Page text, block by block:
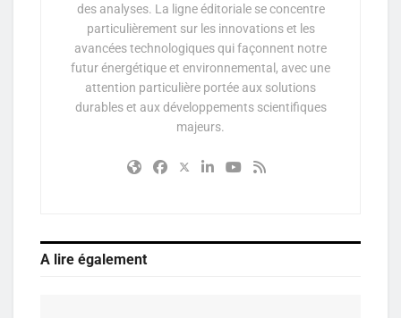
des analyses. La ligne éditoriale se concentre
particulièrement sur les innovations et les
avancées technologiques qui façonnent notre
futur énergétique et environnemental, avec une
attention particulière portée aux solutions
durables et aux développements scientifiques
majeurs.
A lire également